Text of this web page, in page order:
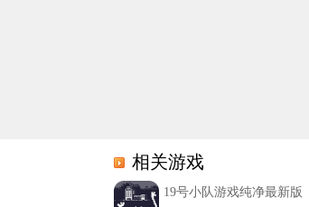
对决中，玩家能逐步提升个人实力，还可邀请好
相关游戏
19号小队游戏纯净最新版